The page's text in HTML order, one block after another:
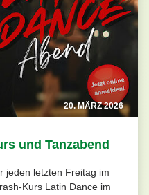
20. MÄRZ 2026
und Tanzabend
jeden letzten Freitag im
Kurs Latin Dance im